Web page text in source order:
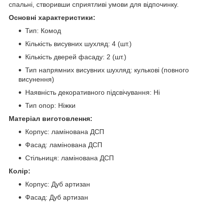
спальні, створивши сприятливі умови для відпочинку.
Основні характеристики:
Тип: Комод
Кількість висувних шухляд: 4 (шт.)
Кількість дверей фасаду: 2 (шт.)
Тип напрямних висувних шухляд: кулькові (повного
висунення)
Наявність декоративного підсвічування: Ні
Тип опор: Ніжки
Матеріал виготовлення:
Корпус: ламінована ДСП
Фасад: ламінована ДСП
Стільниця: ламінована ДСП
Колір:
Корпус: Дуб артизан
Фасад: Дуб артизан